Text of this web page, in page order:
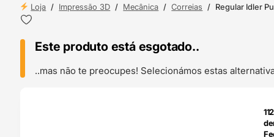
Loja / Impressão 3D / Mecânica / Correias / Regular Idler
Este produto está esgotado..
..mas não te preocupes! Selecionámos estas